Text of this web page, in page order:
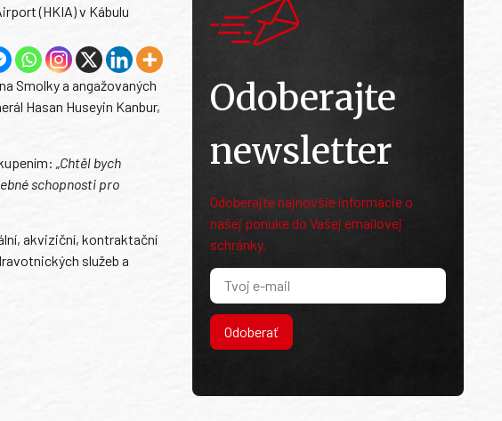
(HKIA) v Kábulu
Smolky a angažovaných
Hasan Huseyin Kanbur,
„Chtěl bych
schopnosti pro
akviziční, kontraktační
služeb a
Odoberajte
newsletter
Odoberajte najnovšie informácie o
našej ponuke do Vašej emailovej
schránky.
Odoberať